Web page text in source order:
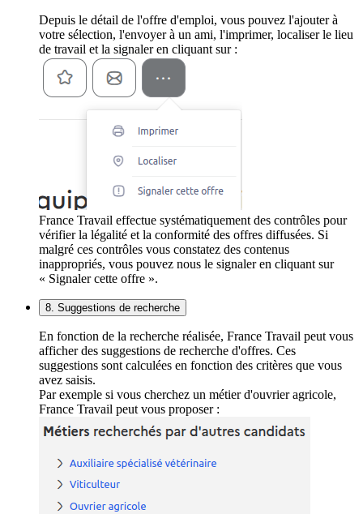
Depuis le détail de l'offre d'emploi, vous pouvez l'ajouter à
votre sélection, l'envoyer à un ami, l'imprimer, localiser le lieu
de travail et la signaler en cliquant sur :
France Travail effectue systématiquement des contrôles pour
vérifier la légalité et la conformité des offres diffusées. Si
malgré ces contrôles vous constatez des contenus
inappropriés, vous pouvez nous le signaler en cliquant sur
« Signaler cette offre ».
8. Suggestions de recherche
En fonction de la recherche réalisée, France Travail peut vous
afficher des suggestions de recherche d'offres. Ces
suggestions sont calculées en fonction des critères que vous
avez saisis.
Par exemple si vous cherchez un métier d'ouvrier agricole,
France Travail peut vous proposer :